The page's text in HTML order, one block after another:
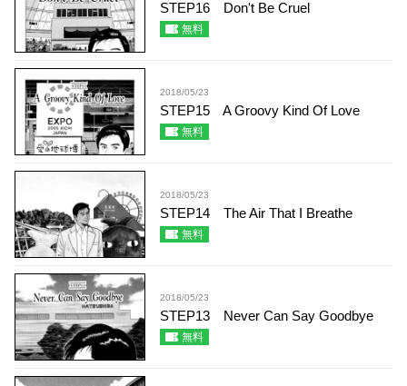
STEP16 Don't Be Cruel
無料
2018/05/23
STEP15 A Groovy Kind Of Love
無料
2018/05/23
STEP14 The Air That I Breathe
無料
2018/05/23
STEP13 Never Can Say Goodbye
無料